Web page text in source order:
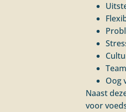
Oog
Naast
voor